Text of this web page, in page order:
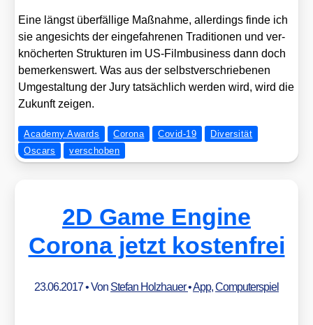
Eine längst über­fäl­li­ge Maß­nah­me, aller­dings fin­de ich
sie ange­sichts der ein­ge­fah­re­nen Tra­di­tio­nen und ver­
knö­cher­ten Struk­tu­ren im US-Film­busi­ness dann doch
bemer­kens­wert. Was aus der selbst­ver­schrie­be­nen
Umge­stal­tung der Jury tat­säch­lich wer­den wird, wird die
Zukunft zei­gen.
Academy Awards Corona Covid-19
Diversität
Oscars
verschoben
2D Game Engine
Corona jetzt kostenfrei
23.06.2017• Von Stefan Holzhauer•App,Computerspiel